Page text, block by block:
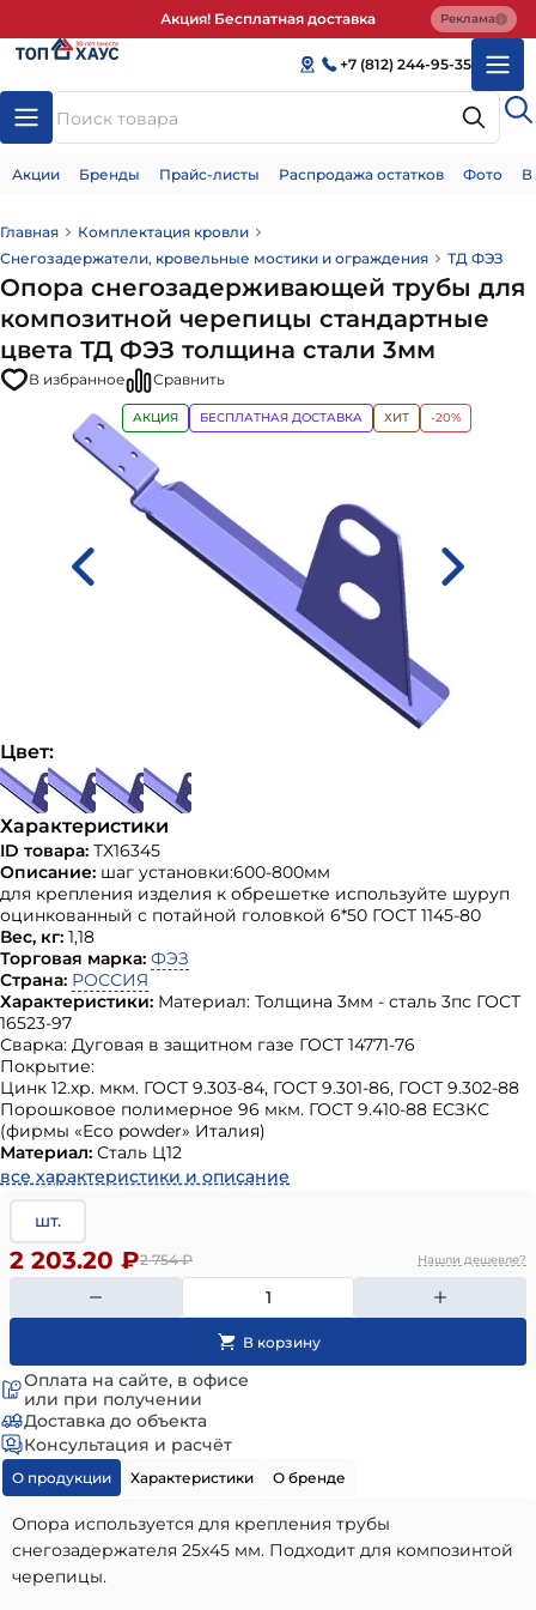
Акция! Бесплатная доставка Реклама
+7 (812) 244-95-35
Акции Бренды Прайс-листы Распродажа остатков Фото
Главная
Комплектация кровли
Снегозадержатели, кровельные мостики и ограждения
ТД ФЭЗ
Опора снегозадерживающей трубы для
композитной черепицы стандартные
цвета ТД ФЭЗ толщина стали 3мм
В избранное Сравнить
АКЦИЯ БЕСПЛАТНАЯ ДОСТАВКА ХИТ -20%
Цвет:
Характеристики
ID товара: ТХ16345
Описание: шаг установки:600-800мм
для крепления изделия к обрешетке используйте шуруп
оцинкованный с потайной головкой 6*50 ГОСТ 1145-80
Вес, кг: 1,18
Торговая марка: ФЭЗ
Страна: РОССИЯ
Характеристики: Материал: Толщина 3мм - сталь 3пс ГОСТ
16523-97
Сварка: Дуговая в защитном газе ГОСТ 14771-76
Покрытие:
Цинк 12.хр. мкм. ГОСТ 9.303-84, ГОСТ 9.301-86, ГОСТ 9.302-88
Порошковое полимерное 96 мкм. ГОСТ 9.410-88 ЕСЗКС
(фирмы «Eco powder» Италия)
Материал: Сталь Ц12
все характеристики и описание
шт.
2 754₽
2 203.20 ₽ Нашли дешевле?
Оплата на сайте, в офисе
или при получении
Доставка до объекта
Консультация и расчёт
О продукции Характеристики О бренде
Опора используется для крепления трубы
снегозадержателя 25х45 мм. Подходит для композинтой
черепицы.